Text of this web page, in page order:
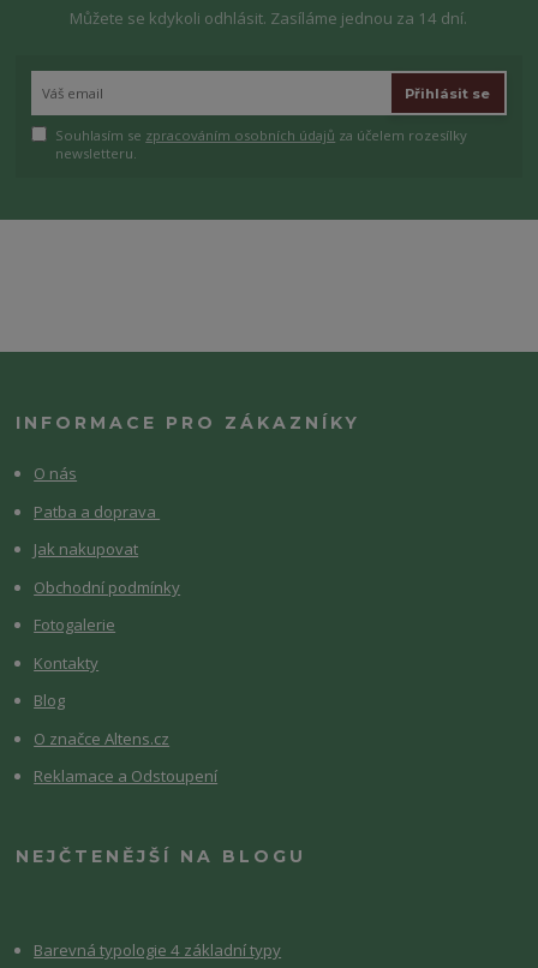
Můžete se kdykoli odhlásit. Zasíláme jednou za 14 dní.
Přihlásit se
Souhlasím se zpracováním osobních údajů za účelem rozesílky
newsletteru.
INFORMACE PRO ZÁKAZNÍKY
O nás
Patba a doprava
Jak nakupovat
Obchodní podmínky
Fotogalerie
Kontakty
Blog
O značce Altens.cz
Reklamace a Odstoupení
NEJČTENĚJŠÍ NA BLOGU
Barevná typologie 4 základní typy